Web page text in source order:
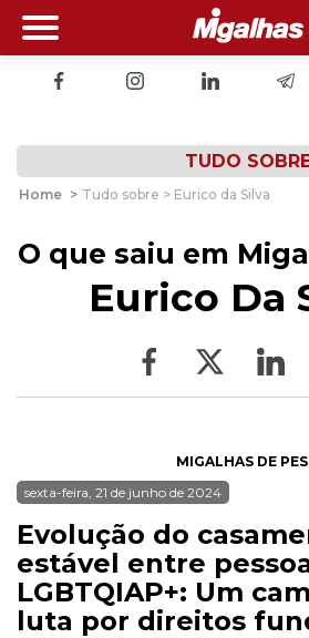
TUDO
Home > Tudo sobre > Eurico da Silva
O que saiu em
Eurico Da
MIGALHAS DE
sexta-feira, 21 de junho de 2024
Evolução do
estável entre
LGBTQIAP+: Um
luta por direitos